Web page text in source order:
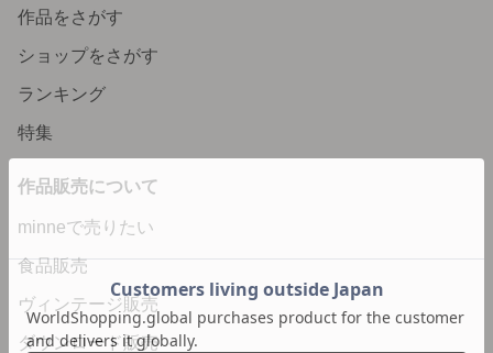
作品をさがす
ショップをさがす
ランキング
特集
作品販売について
minneで売りたい
食品販売
ヴィンテージ販売
ダウンロード販売